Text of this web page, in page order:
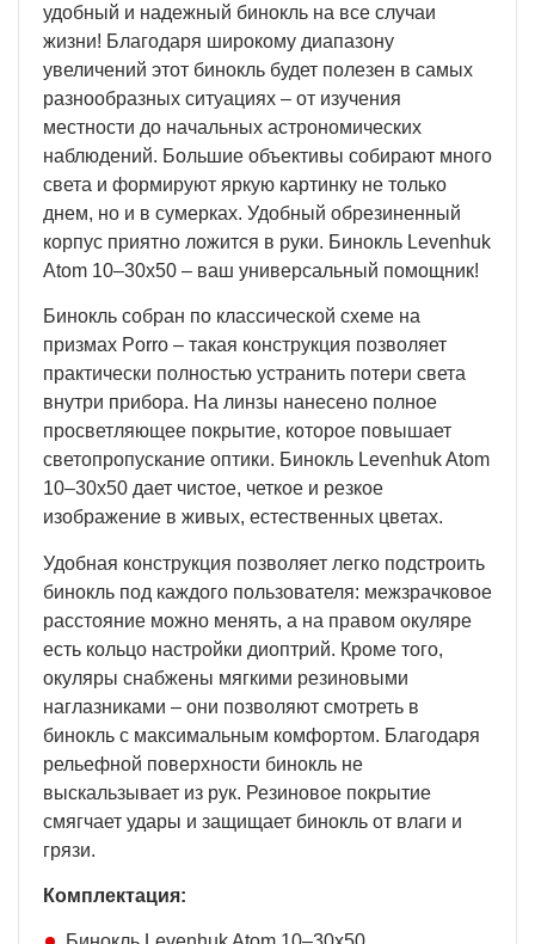
удобный и надежный бинокль на все случаи
жизни! Благодаря широкому диапазону
увеличений этот бинокль будет полезен в самых
разнообразных ситуациях – от изучения
местности до начальных астрономических
наблюдений. Большие объективы собирают много
света и формируют яркую картинку не только
днем, но и в сумерках. Удобный обрезиненный
корпус приятно ложится в руки. Бинокль Levenhuk
Atom 10–30x50 – ваш универсальный помощник!
Бинокль собран по классической схеме на
призмах Porro – такая конструкция позволяет
практически полностью устранить потери света
внутри прибора. На линзы нанесено полное
просветляющее покрытие, которое повышает
светопропускание оптики. Бинокль Levenhuk Atom
10–30x50 дает чистое, четкое и резкое
изображение в живых, естественных цветах.
Удобная конструкция позволяет легко подстроить
бинокль под каждого пользователя: межзрачковое
расстояние можно менять, а на правом окуляре
есть кольцо настройки диоптрий. Кроме того,
окуляры снабжены мягкими резиновыми
наглазниками – они позволяют смотреть в
бинокль с максимальным комфортом. Благодаря
рельефной поверхности бинокль не
выскальзывает из рук. Резиновое покрытие
смягчает удары и защищает бинокль от влаги и
грязи.
Комплектация: